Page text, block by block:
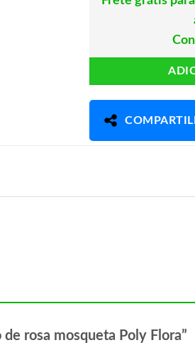
rosa mosqueta Poly Flora”